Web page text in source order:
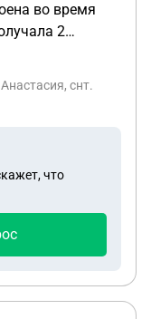
во время
2
до полутора.
Имею ли я
получать либо
снт.
что